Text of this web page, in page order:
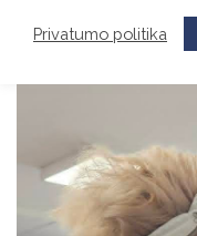
Privatumo politika